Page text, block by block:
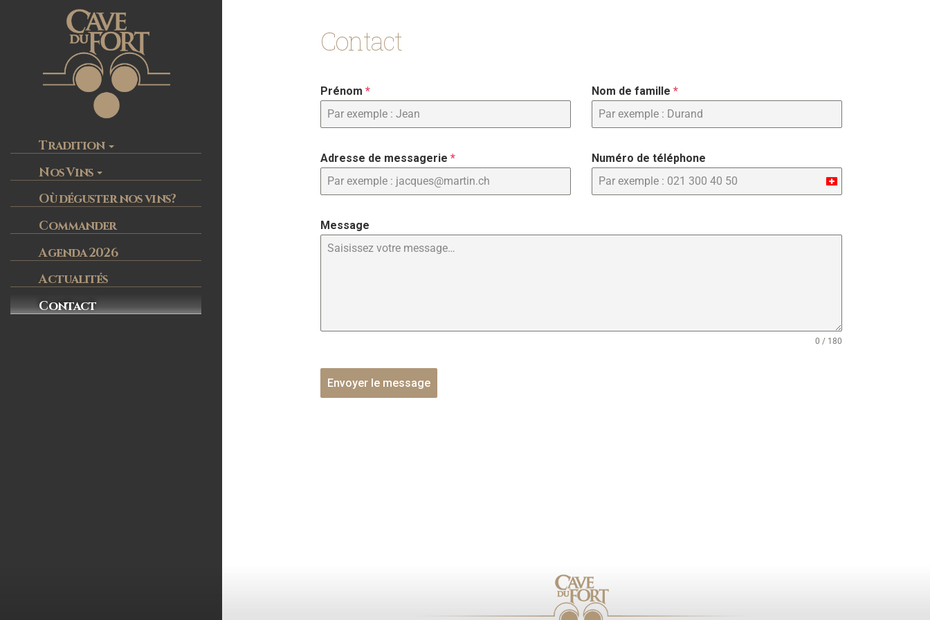
Tradition
Nos Vins
Où déguster nos vins?
Commander
Agenda 2026
Actualités
Contact
Contact
Prénom * Nom de famille *
Adresse de messagerie *
Numéro de téléphone
Switzerland
+41
Message
0 / 180
Envoyer le message